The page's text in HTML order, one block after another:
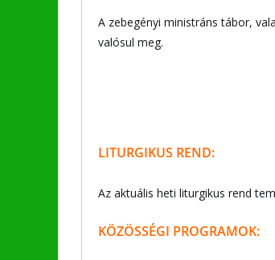
A zebegényi ministráns tábor,
valósul meg.
LITURGIKUS REND:
Az aktuális heti liturgikus rend
KÖZÖSSÉGI PROGRAMOK: